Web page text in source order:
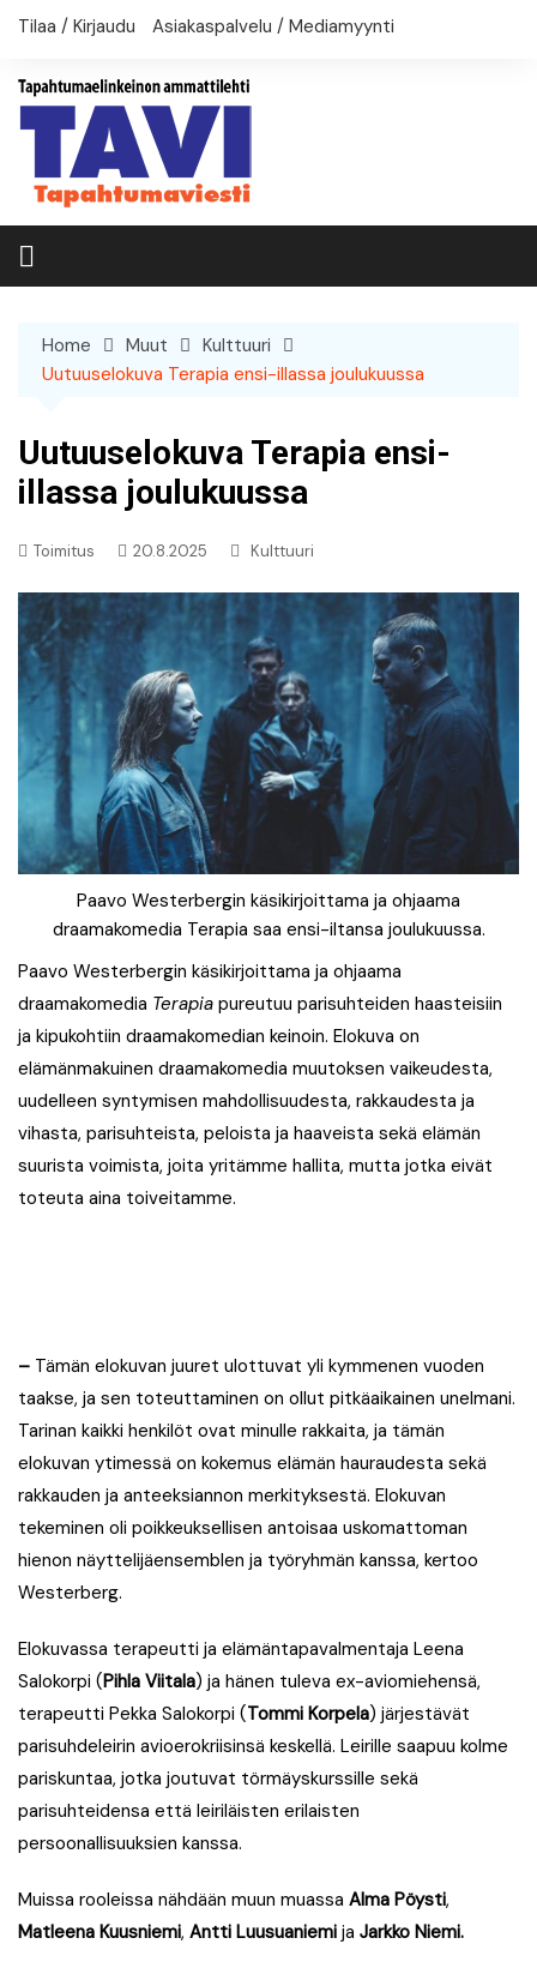
Skip
Tilaa / Kirjaudu Asiakaspalvelu / Mediamyynti
Home Muut
Kulttuuri
Uutuuselokuva Terapia ensi-illassa joulukuussa
Uutuuselokuva Terapia ensi-
illassa joulukuussa
Toimitus 20.8.2025 Kulttuuri
Paavo Westerbergin käsikirjoittama ja ohjaama
draamakomedia Terapia saa ensi-iltansa joulukuussa.
Paavo Westerbergin käsikirjoittama ja ohjaama
draamakomedia Terapia pureutuu parisuhteiden haasteisiin
ja kipukohtiin draamakomedian keinoin. Elokuva on
elämänmakuinen draamakomedia muutoksen vaikeudesta,
uudelleen syntymisen mahdollisuudesta, rakkaudesta ja
vihasta, parisuhteista, peloista ja haaveista sekä elämän
suurista voimista, joita yritämme hallita, mutta jotka eivät
toteuta aina toiveitamme.
– Tämän elokuvan juuret ulottuvat yli kymmenen vuoden
taakse, ja sen toteuttaminen on ollut pitkäaikainen unelmani.
Tarinan kaikki henkilöt ovat minulle rakkaita, ja tämän
elokuvan ytimessä on kokemus elämän hauraudesta sekä
rakkauden ja anteeksiannon merkityksestä. Elokuvan
tekeminen oli poikkeuksellisen antoisaa uskomattoman
hienon näyttelijäensemblen ja työryhmän kanssa, kertoo
Westerberg.
Elokuvassa terapeutti ja elämäntapavalmentaja Leena
Salokorpi (Pihla Viitala) ja hänen tuleva ex-aviomiehensä,
terapeutti Pekka Salokorpi (Tommi Korpela) järjestävät
parisuhdeleirin avioerokriisinsä keskellä. Leirille saapuu kolme
pariskuntaa, jotka joutuvat törmäyskurssille sekä
parisuhteidensa että leiriläisten erilaisten
persoonallisuuksien kanssa.
Muissa rooleissa nähdään muun muassa Alma Pöysti,
Matleena Kuusniemi, Antti Luusuaniemi ja Jarkko Niemi.